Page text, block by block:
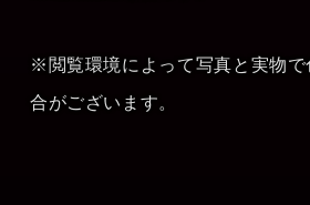
※閲覧環境によって写真と実物で
合がございます。